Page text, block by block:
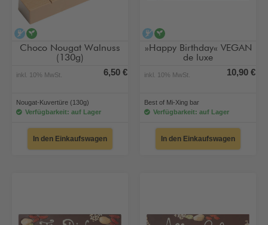
alkoholfrei
Choco Nougat Walnuss
(130g)
inkl. 10% MwSt. 6,50 €
Nougat-Kuvertüre (130g)
Verfügbarkeit: auf Lager
In den Einkaufswagen
alkoholfrei
»Happy Birthday« VEGAN
de luxe
inkl. 10% MwSt. 10,90 €
Best of Mi-Xing bar
Verfügbarkeit: auf Lager
In den Einkaufswagen